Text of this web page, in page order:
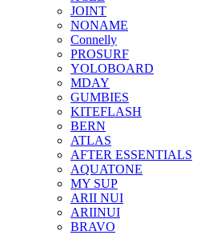
JOINT
NONAME
Connelly
PROSURF
YOLOBOARD
MDAY
GUMBIES
KITEFLASH
BERN
ATLAS
AFTER ESSENTIALS
AQUATONE
MY SUP
ARII NUI
ARIINUI
BRAVO